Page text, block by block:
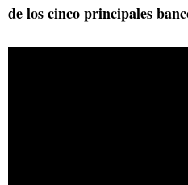
de los cinco principales